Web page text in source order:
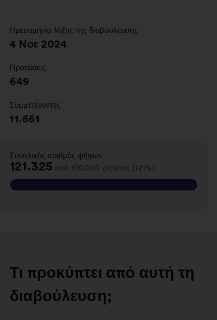
καρτέλα
Ημερομηνία λήξης της διαβούλευσης
:
4 Νοε 2024
Προτάσεις
649
Συμμετέχοντες
:
11.661
Συνολικός αριθμός ψήφων
:
121.325 από 100.000 ψήφους (121%)
Τι προκύπτει από αυτή τη
διαβούλευση;